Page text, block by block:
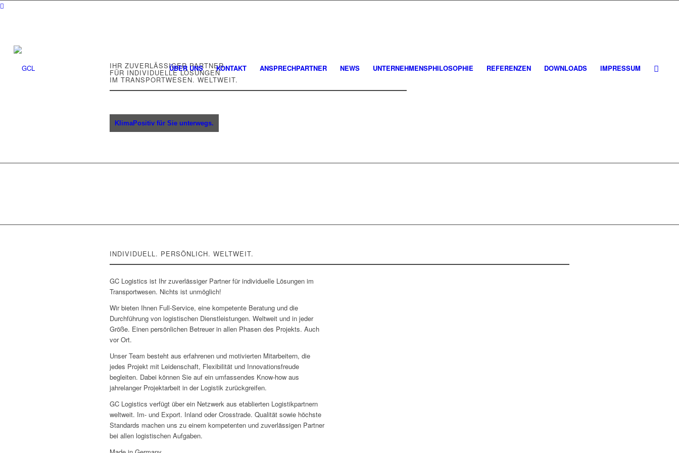
ÜBER UNS KONTAKT ANSPRECHPARTNER NEWS UNTERNEHMENSPHILOSOPHIE REFERENZEN DOWNLOADS IMPRESSUM
IHR ZUVERLÄSSIGER PARTNER
FÜR INDIVIDUELLE LÖSUNGEN
IM TRANSPORTWESEN. WELTWEIT.
KlimaPositiv für Sie unterwegs.
INDIVIDUELL. PERSÖNLICH. WELTWEIT.
GC Logistics ist Ihr zuverlässiger Partner für individuelle Lösungen im
Transportwesen. Nichts ist unmöglich!
Wir bieten Ihnen Full-Service, eine kompetente Beratung und die
Durchführung von logistischen Dienstleistungen. Weltweit und in jeder
Größe. Einen persönlichen Betreuer in allen Phasen des Projekts. Auch
vor Ort.
Unser Team besteht aus erfahrenen und motivierten Mitarbeitern, die
jedes Projekt mit Leidenschaft, Flexibilität und Innovationsfreude
begleiten. Dabei können Sie auf ein umfassendes Know-how aus
jahrelanger Projektarbeit in der Logistik zurückgreifen.
GC Logistics verfügt über ein Netzwerk aus etablierten Logistikpartnern
weltweit. Im- und Export. Inland oder Crosstrade. Qualität sowie höchste
Standards machen uns zu einem kompetenten und zuverlässigen Partner
bei allen logistischen Aufgaben.